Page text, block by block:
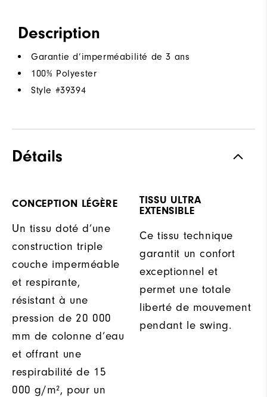
Description
Garantie d’imperméabilité de 3 ans
100% Polyester
Style #39394
Détails
CONCEPTION LÉGÈRE
Un tissu doté d’une
construction triple
couche imperméable
et respirante,
résistant à une
pression de 20 000
mm de colonne d’eau
et offrant une
respirabilité de 15
000 g/m², pour un
TISSU ULTRA
EXTENSIBLE
Ce tissu technique
garantit un confort
exceptionnel et
permet une totale
liberté de mouvement
pendant le swing.